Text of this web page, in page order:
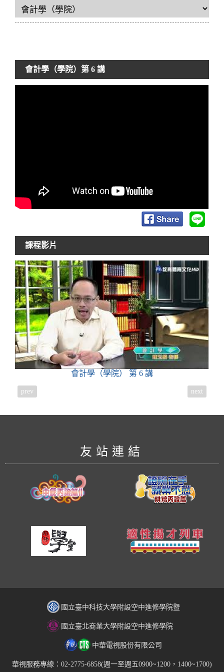
會計學（學院）第 6 講
課程影片
會計學（學院） 第 6 講
prev next
友站連結
國立臺中科技大學附設空中進修學院暨
國立臺北商業大學附設空中進修學院
中華電視股份有限公司
華視服務專線：02-2775-6858(週一至週五0900~1200，1400~1700)